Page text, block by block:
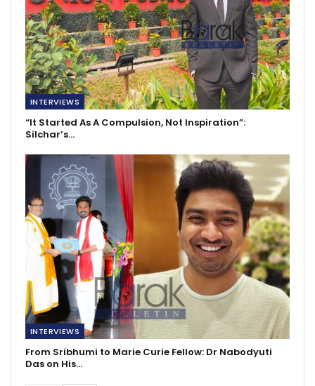
INTERVIEWS
“It Started As A Compulsion, Not Inspiration”:
Silchar’s…
INTERVIEWS
From Sribhumi to Marie Curie Fellow: Dr Nabodyuti
Das on His…